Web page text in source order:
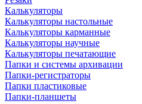
Калькуляторы
Калькуляторы настольные
Калькуляторы карманные
Калькуляторы научные
Калькуляторы печатающие
Папки и системы архивации
Папки-регистраторы
Папки пластиковые
Папки-планшеты